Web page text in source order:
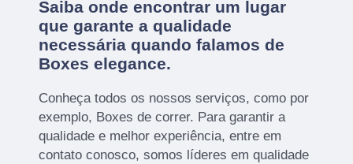
Saiba onde encontrar um lugar
que garante a qualidade
necessária quando falamos de
Boxes elegance.
Conheça todos os nossos serviços, como por
exemplo, Boxes de correr. Para garantir a
qualidade e melhor experiência, entre em
contato conosco, somos líderes em qualidade